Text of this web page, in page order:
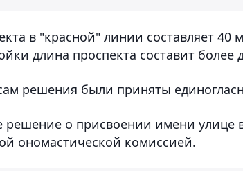
в "красной" линии составляет 40
длина проспекта составит более
решения были приняты
решение о присвоении имени улице
ономастической комиссией.